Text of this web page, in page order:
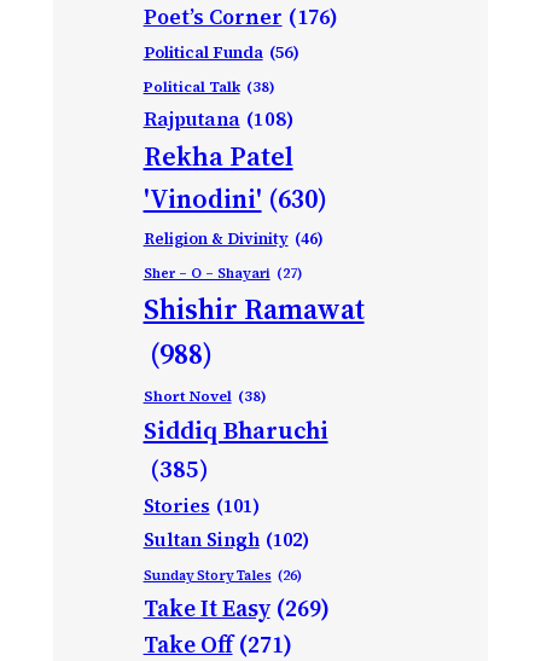
Poet’s Corner (176)
Political Funda (56)
Political Talk (38)
Rajputana (108)
Rekha Patel
'Vinodini' (630)
Religion & Divinity (46)
Sher – O – Shayari (27)
Shishir Ramawat
(988)
Short Novel (38)
Siddiq Bharuchi
(385)
Stories (101)
Sultan Singh (102)
Sunday Story Tales (26)
Take It Easy (269)
Take Off (271)